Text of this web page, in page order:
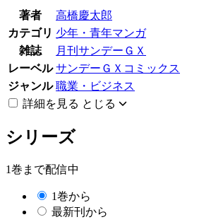
著者
高橋慶太郎
カテゴリ 少年・青年マンガ
雑誌
月刊サンデーＧＸ
レーベル サンデーＧＸコミックス
ジャンル 職業・ビジネス
詳細を見る とじる
シリーズ
1巻まで配信中
1巻から
最新刊から